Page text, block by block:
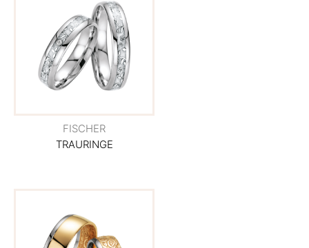
FISCHER
TRAURINGE